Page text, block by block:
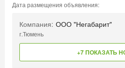
Дата размещения объявления:
Компания: ООО "Негабарит"
г.Тюмень
+7 ПОКАЗАТЬ